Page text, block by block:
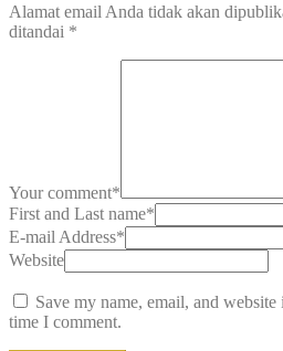
Alamat email Anda tidak akan
ditandai *
Your comment*
First and Last name*
E-mail Address*
Website
Save my name, email, and
time I comment.